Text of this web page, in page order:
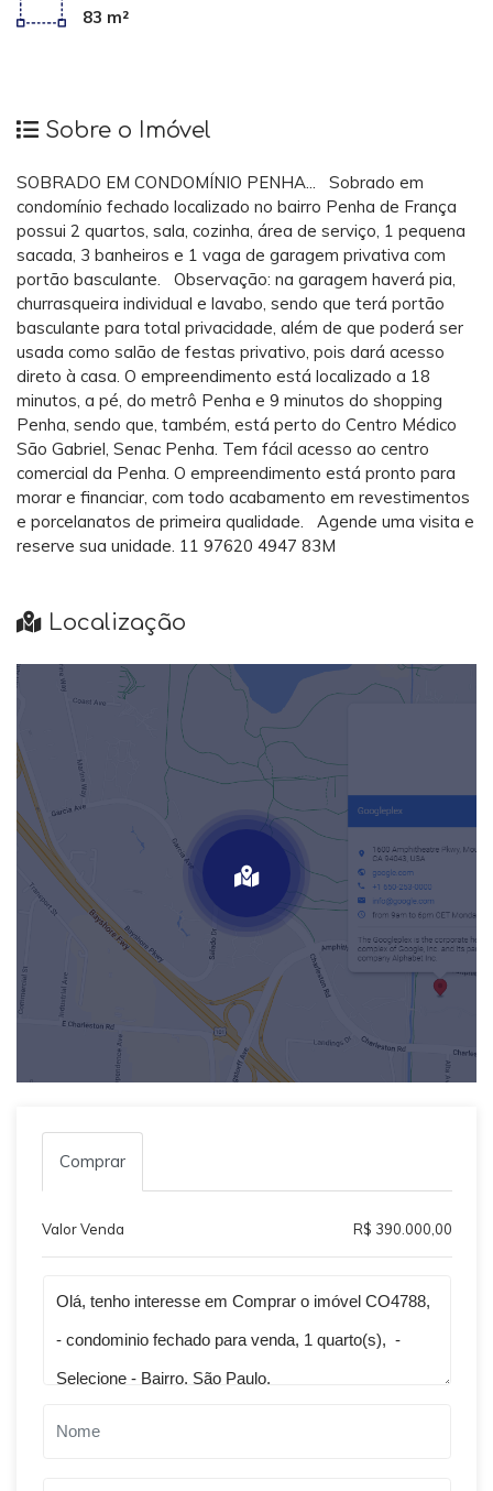
83 m²
Sobre o Imóvel
SOBRADO EM CONDOMÍNIO PENHA... Sobrado em
condomínio fechado localizado no bairro Penha de França
possui 2 quartos, sala, cozinha, área de serviço, 1 pequena
sacada, 3 banheiros e 1 vaga de garagem privativa com
portão basculante. Observação: na garagem haverá pia,
churrasqueira individual e lavabo, sendo que terá portão
basculante para total privacidade, além de que poderá ser
usada como salão de festas privativo, pois dará acesso
direto à casa. O empreendimento está localizado a 18
minutos, a pé, do metrô Penha e 9 minutos do shopping
Penha, sendo que, também, está perto do Centro Médico
São Gabriel, Senac Penha. Tem fácil acesso ao centro
comercial da Penha. O empreendimento está pronto para
morar e financiar, com todo acabamento em revestimentos
e porcelanatos de primeira qualidade. Agende uma visita e
reserve sua unidade. 11 97620 4947 83M
Localização
Comprar
Valor Venda R$ 390.000,00